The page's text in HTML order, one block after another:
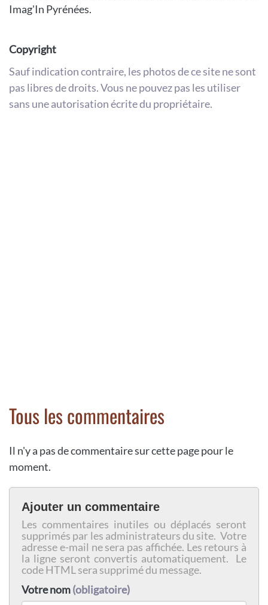
Imag'In Pyrénées.
Copyright
Sauf indication contraire, les photos de ce site ne sont
pas libres de droits. Vous ne pouvez pas les utiliser
sans une autorisation écrite du propriétaire.
Tous les commentaires
Il n'y a pas de commentaire sur cette page pour le
moment.
Ajouter un commentaire
Les commentaires inutiles ou déplacés seront
supprimés par les administrateurs du site. Votre
adresse e-mail ne sera pas affichée. Les retours à
la ligne seront convertis automatiquement. Le
code HTML sera supprimé du message.
Votre nom(obligatoire)